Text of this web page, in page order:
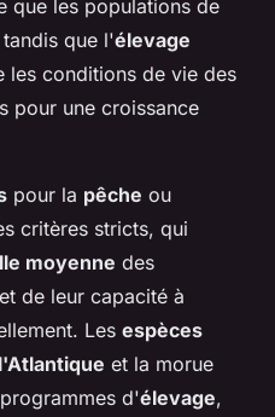
que les populations de
que l'élevage
les conditions de vie des
pour une croissance
pour la pêche ou
critères stricts, qui
moyenne des
de leur capacité à
Les espèces
et la morue
d'élevage,